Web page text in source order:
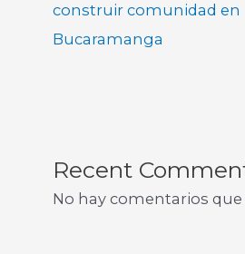
construir comunidad en
Bucaramanga
Recent
No hay comentarios